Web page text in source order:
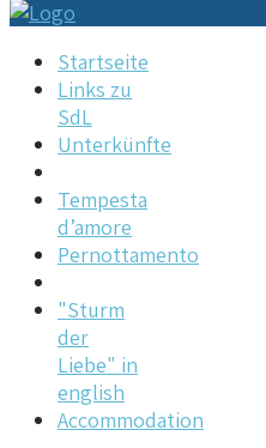
Startseite
Links zu
SdL
Unterkünfte
Tempesta
d’amore
Pernottamento
"Sturm
der
Liebe" in
english
Accommodation